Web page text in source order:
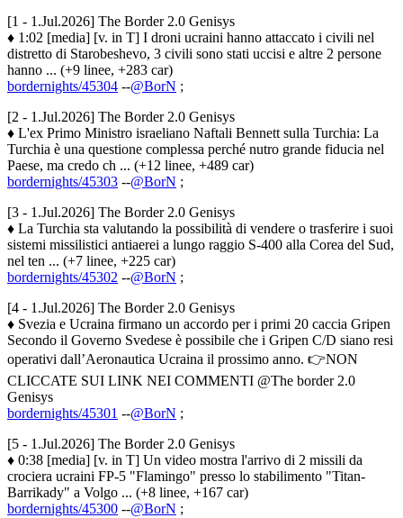
[1 - 1.Jul.2026] The Border 2.0 Genisys
♦ 1:02 [media] [v. in T] I droni ucraini hanno attaccato i civili nel
distretto di Starobeshevo, 3 civili sono stati uccisi e altre 2 persone
hanno ... (+9 linee, +283 car)
bordernights/45304 --@BorN ;
[2 - 1.Jul.2026] The Border 2.0 Genisys
♦ L'ex Primo Ministro israeliano Naftali Bennett sulla Turchia: La
Turchia è una questione complessa perché nutro grande fiducia nel
Paese, ma credo ch ... (+12 linee, +489 car)
bordernights/45303 --@BorN ;
[3 - 1.Jul.2026] The Border 2.0 Genisys
♦ La Turchia sta valutando la possibilità di vendere o trasferire i suoi
sistemi missilistici antiaerei a lungo raggio S-400 alla Corea del Sud,
nel ten ... (+7 linee, +225 car)
bordernights/45302 --@BorN ;
[4 - 1.Jul.2026] The Border 2.0 Genisys
♦ Svezia e Ucraina firmano un accordo per i primi 20 caccia Gripen
Secondo il Governo Svedese è possibile che i Gripen C/D siano resi
operativi dall’Aeronautica Ucraina il prossimo anno. 👉NON
CLICCATE SUI LINK NEI COMMENTI @The border 2.0
Genisys
bordernights/45301 --@BorN ;
[5 - 1.Jul.2026] The Border 2.0 Genisys
♦ 0:38 [media] [v. in T] Un video mostra l'arrivo di 2 missili da
crociera ucraini FP-5 "Flamingo" presso lo stabilimento "Titan-
Barrikady" a Volgo ... (+8 linee, +167 car)
bordernights/45300 --@BorN ;